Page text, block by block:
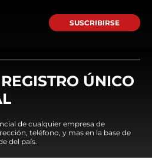
SUSCRIBIRSE
ÚNICO
de cualquier empresa de
teléfono, y mas en la base de
del país.